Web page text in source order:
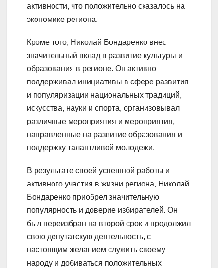
активности, что положительно сказалось на
экономике региона.
Кроме того, Николай Бондаренко внес
значительный вклад в развитие культуры и
образования в регионе. Он активно
поддерживал инициативы в сфере развития
и популяризации национальных традиций,
искусства, науки и спорта, организовывал
различные мероприятия и мероприятия,
направленные на развитие образования и
поддержку талантливой молодежи.
В результате своей успешной работы и
активного участия в жизни региона, Николай
Бондаренко приобрел значительную
популярность и доверие избирателей. Он
был переизбран на второй срок и продолжил
свою депутатскую деятельность, с
настоящим желанием служить своему
народу и добиваться положительных